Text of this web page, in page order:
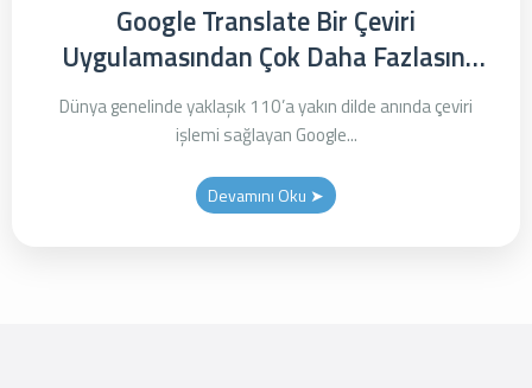
Google Translate Bir Çeviri
Uygulamasından Çok Daha Fazlasını
Sunuyor
Dünya genelinde yaklaşık 110’a yakın dilde anında çeviri
işlemi sağlayan Google...
Devamını Oku ➤